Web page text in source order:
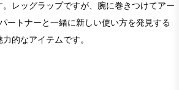
レッグラップですが、腕に巻きつけてアー
ートナーと一緒に新しい使い方を発見する
的なアイテムです。